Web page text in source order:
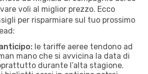
voli al miglior prezzo. Ecco
per risparmiare sul tuo prossimo
le tariffe aeree tendono ad
mano che si avvicina la data di
durante l’alta stagione.